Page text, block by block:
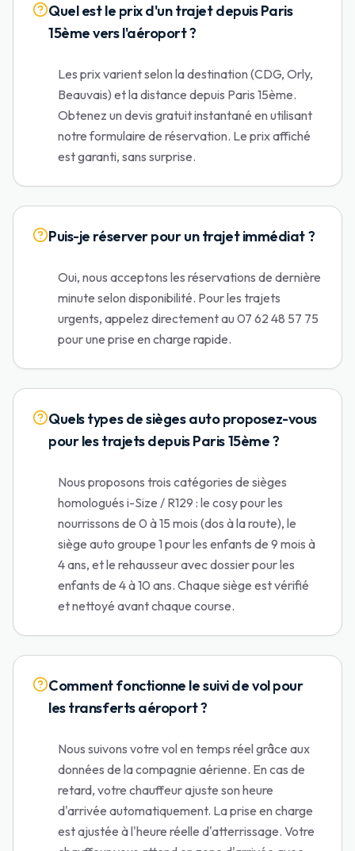
Quel est le prix d'un trajet depuis Paris
15ème vers l'aéroport ?
Les prix varient selon la destination (CDG, Orly,
Beauvais) et la distance depuis Paris 15ème.
Obtenez un devis gratuit instantané en utilisant
notre formulaire de réservation. Le prix affiché
est garanti, sans surprise.
Puis-je réserver pour un trajet immédiat ?
Oui, nous acceptons les réservations de dernière
minute selon disponibilité. Pour les trajets
urgents, appelez directement au 07 62 48 57 75
pour une prise en charge rapide.
Quels types de sièges auto proposez-vous
pour les trajets depuis Paris 15ème ?
Nous proposons trois catégories de sièges
homologués i-Size / R129 : le cosy pour les
nourrissons de 0 à 15 mois (dos à la route), le
siège auto groupe 1 pour les enfants de 9 mois à
4 ans, et le rehausseur avec dossier pour les
enfants de 4 à 10 ans. Chaque siège est vérifié
et nettoyé avant chaque course.
Comment fonctionne le suivi de vol pour
les transferts aéroport ?
Nous suivons votre vol en temps réel grâce aux
données de la compagnie aérienne. En cas de
retard, votre chauffeur ajuste son heure
d'arrivée automatiquement. La prise en charge
est ajustée à l'heure réelle d'atterrissage. Votre